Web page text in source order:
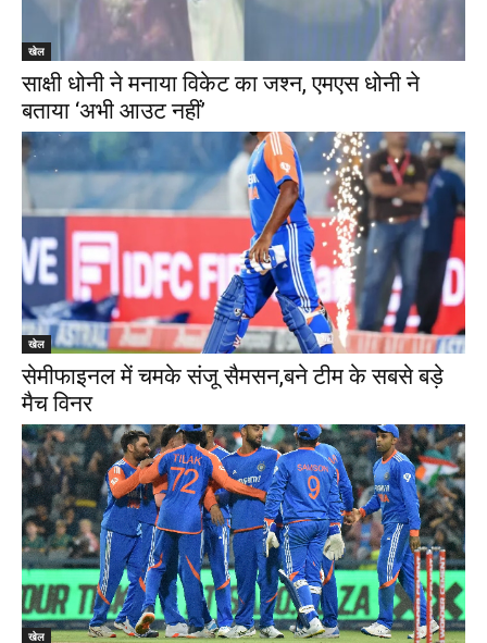
खेल
साक्षी धोनी ने मनाया विकेट का जश्न, एमएस धोनी ने
बताया ‘अभी आउट नहीं’
खेल
सेमीफाइनल में चमके संजू सैमसन,बने टीम के सबसे बड़े
मैच विनर
खेल